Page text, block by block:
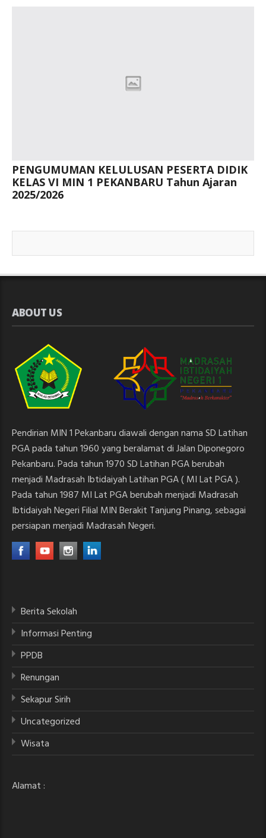
PENGUMUMAN KELULUSAN PESERTA DIDIK
KELAS VI MIN 1 PEKANBARU Tahun Ajaran
2025/2026
ABOUT US
Pendirian MIN 1 Pekanbaru diawali dengan nama SD Latihan
PGA pada tahun 1960 yang beralamat di Jalan Diponegoro
Pekanbaru. Pada tahun 1970 SD Latihan PGA berubah
menjadi Madrasah Ibtidaiyah Latihan PGA ( MI Lat PGA ).
Pada tahun 1987 MI Lat PGA berubah menjadi Madrasah
Ibtidaiyah Negeri Filial MIN Berakit Tanjung Pinang, sebagai
persiapan menjadi Madrasah Negeri.
Berita Sekolah
Informasi Penting
PPDB
Renungan
Sekapur Sirih
Uncategorized
Wisata
Alamat :